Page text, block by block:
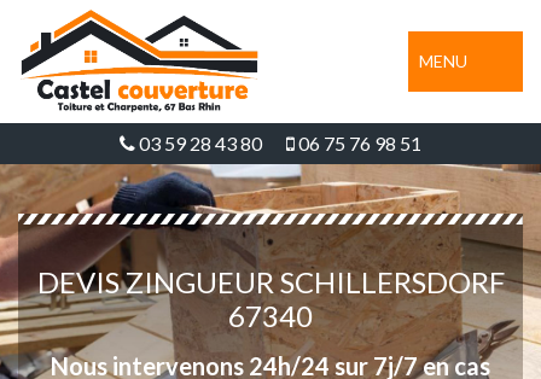
MENU
03 59 28 43 80 06 75 76 98 51
DEVIS ZINGUEUR SCHILLERSDORF
67340
Nous intervenons 24h/24 sur 7j/7 en cas